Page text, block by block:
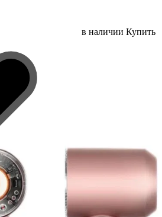
в наличии Купить